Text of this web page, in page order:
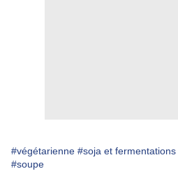
#végétarienne #soja et fermentations
#soupe